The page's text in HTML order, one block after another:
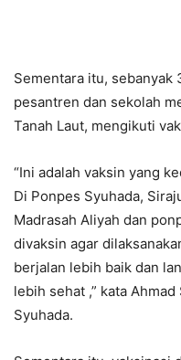
Sementara itu,
pesantren dan sekolah
Tanah Laut, mengikuti
“Ini adalah vaksin yang
Di Ponpes Syuhada,
Madrasah Aliyah dan
divaksin agar
berjalan lebih baik dan
lebih sehat ,” kata
Syuhada.